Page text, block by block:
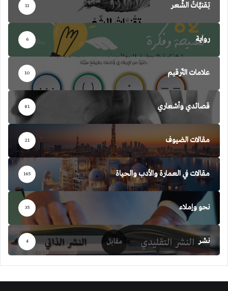
تِقنيَّاتُ الشِّعر 11
رواية 6
علامات التّرقيم 10
قصائدي وأشعاري 81
مقالات الضيوف 21
مقالات في العمارة والأدب والحياة 165
نحو وإملاء 35
نشر 4